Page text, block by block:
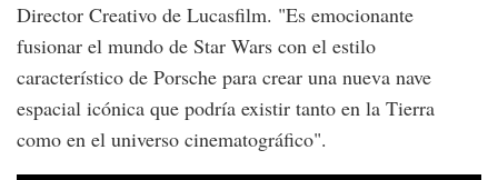
Director Creativo de Lucasfilm. "Es emocionante
fusionar el mundo de Star Wars con el estilo
característico de Porsche para crear una nueva nave
espacial icónica que podría existir tanto en la Tierra
como en el universo cinematográfico".